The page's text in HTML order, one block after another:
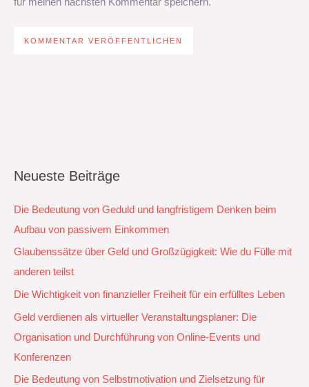
Neueste Beiträge
Die Bedeutung von Geduld und langfristigem Denken beim
Aufbau von passivem Einkommen
Glaubenssätze über Geld und Großzügigkeit: Wie du Fülle mit
anderen teilst
Die Wichtigkeit von finanzieller Freiheit für ein erfülltes Leben
Geld verdienen als virtueller Veranstaltungsplaner: Die
Organisation und Durchführung von Online-Events und
Konferenzen
Die Bedeutung von Selbstmotivation und Zielsetzung für